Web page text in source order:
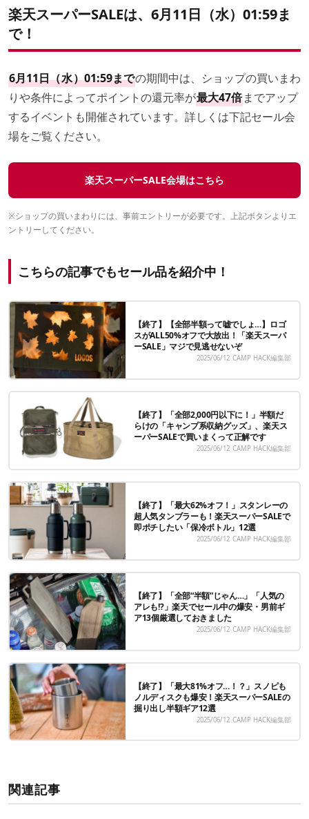
楽天スーパーSALEは、6月11日（水）01:59ま
で！
6月11日（水）01:59までの期間中は、ショップの買いまわ
りや条件によってポイントの還元率が最大47倍までアップ
するイベントも開催されています。詳しくは下記セール会
場をご覧ください。
楽天スーパーSALE会場はこちら
※ショップの買いまわりには、事前エントリーが必要です。上記ボタンよりエ
ントリーしてください。
こちらの記事でもセール品を紹介中！
【終了】【全部半額って嘘でしょ…】ロゴ
スがALL50%オフで大放出！「楽天スーパ
ーSALE」マジで見逃せないぞ
2025/06/12 CAMP HACK編集部
【終了】「全部2,000円以下に！」半額だ
らけの「キャンプ系収納グッズ」、楽天ス
ーパーSALEで買いまくって正解です
2025/06/12 CAMP HACK編集部
【終了】「最大62%オフ！」スタンレーの
超人気タンブラーも！楽天スーパーSALEで
即ポチしたい「保冷ボトル」12選
2025/06/12 CAMP HACK編集部
【終了】「全部“半額”じゃん…」「人気の
アレも!?」楽天でセール中の爆安・男前ギ
ア13個厳選しておきました
2025/06/12 CAMP HACK編集部
【終了】「最大81%オフ…！？」スノピも
ノルディスクも爆安！楽天スーパーSALEの
掘り出し半額ギア12選
2025/06/12 CAMP HACK編集部
関連記事